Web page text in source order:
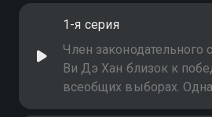
1-я серия
Член законодательного
Ви Дэ Хан близок к
всеобщих выборах.
неожиданный скандал